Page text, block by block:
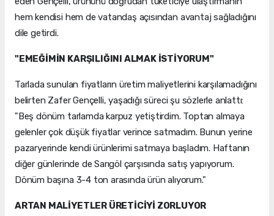
hem kendisi hem de vatandaş açısından avantaj sağladığını
dile getirdi.
"EMEĞİMİN KARŞILIĞINI ALMAK İSTİYORUM"
Tarlada sunulan fiyatların üretim maliyetlerini karşılamadığını
belirten Zafer Gençelli, yaşadığı süreci şu sözlerle anlattı:
"Beş dönüm tarlamda karpuz yetiştirdim. Toptan almaya
gelenler çok düşük fiyatlar verince satmadım. Bunun yerine
pazaryerinde kendi ürünlerimi satmaya başladım. Haftanın
diğer günlerinde de Sarıgöl çarşısında satış yapıyorum.
Dönüm başına 3-4 ton arasında ürün alıyorum."
ARTAN MALİYETLER ÜRETİCİYİ ZORLUYOR